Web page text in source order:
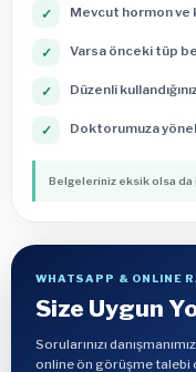
✓ Mevcut hormon ve
✓ Varsa önceki tüp
✓ Düzenli
✓ Doktorumuza
Belgeleriniz eksik olsa da
WHATSAPP & ONLINE
Size Uygun
Sorularınızı
online ön görüşme talebi